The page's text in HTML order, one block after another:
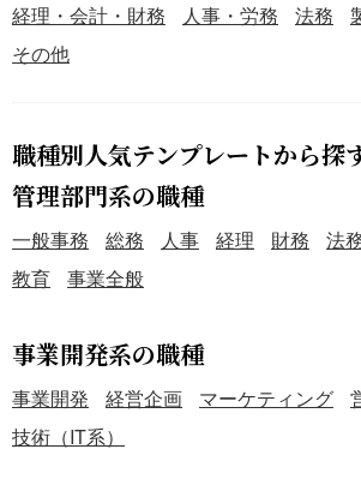
経理・会計・財務
人事・労務 法務
その他
職種別人気テンプレートから探
管理部門系の職種
一般事務 総務 人事 経理 財務 法
教育
事業全般
事業開発系の職種
事業開発 経営企画 マーケティング
技術（IT系）